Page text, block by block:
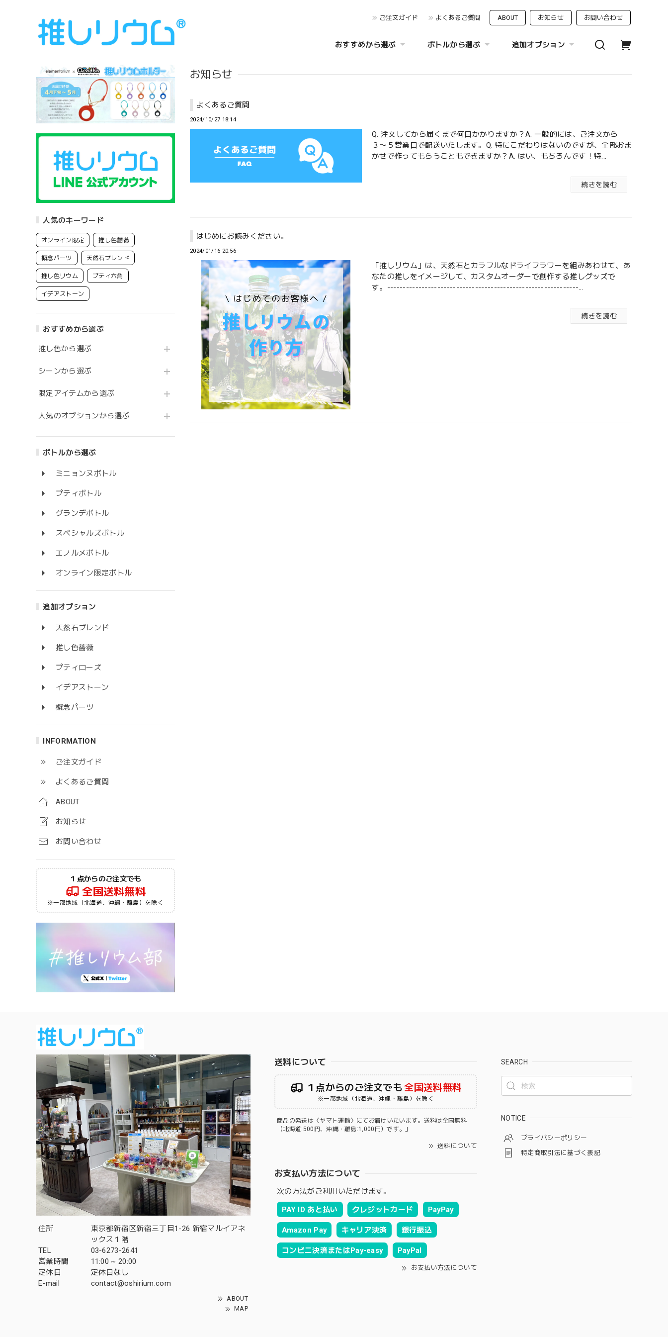
ご注文ガイド よくあるご質問 ABOUT お知らせ お問い合わせ
おすすめから選ぶ ボトルから選ぶ 追加オプション
人気のキーワード
オンライン限定 推し色薔薇
概念パーツ 天然石ブレンド
推し色リウム プティ六角
イデアストーン
おすすめから選ぶ
推し色から選ぶ
シーンから選ぶ
限定アイテムから選ぶ
人気のオプションから選ぶ
ボトルから選ぶ
ミニョンヌボトル
プティボトル
グランデボトル
スペシャルズボトル
エノルメボトル
オンライン限定ボトル
追加オプション
天然石ブレンド
推し色薔薇
プティローズ
イデアストーン
概念パーツ
INFORMATION
ご注文ガイド
よくあるご質問
ABOUT
お知らせ
お問い合わせ
１点からのご注文でも
全国送料無料
※一部地域（北海道、沖縄・離島）を除く
お知らせ
よくあるご質問
2024/10/27 18:14
Q. 注文してから届くまで何日かかりますか？A. 一般的には、ご注文から
３〜５営業日で配送いたします。Q. 特にこだわりはないのですが、全部おま
かせで作ってもらうこともできますか？A. はい、もちろんです！特...
続きを読む
はじめにお読みください。
2024/01/16 20:56
「推しリウム」は、天然石とカラフルなドライフラワーを組みあわせて、あ
なたの推しをイメージして、カスタムオーダーで創作する推しグッズで
す。-------------------------------------------------------------...
続きを読む
住所
東京都新宿区新宿三丁目1-26 新宿マルイアネ
ックス１階
TEL
03-6273-2641
営業時間
11:00 ~ 20:00
定休日
定休日なし
E-mail
contact@oshirium.com
ABOUT
MAP
送料について
１点からのご注文でも全国送料無料
※一部地域（北海道、沖縄・離島）を除く
商品の発送は〈ヤマト運輸〉にてお届けいたいます。送料は全国無料
（北海道:500円、沖縄・離島:1,000円）です。」
送料について
お支払い方法について
次の方法がご利用いただけます。
PAY ID あと払い クレジットカード PayPay
Amazon Pay キャリア決済 銀行振込
コンビニ決済またはPay-easy PayPal
お支払い方法について
SEARCH
NOTICE
プライバシーポリシー
特定商取引法に基づく表記